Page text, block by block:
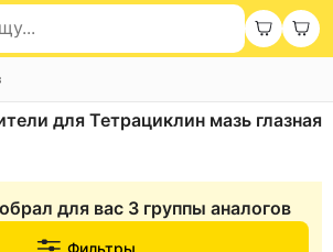
для Тетрациклин мазь глазная
для вас 3 группы аналогов
Фильтры